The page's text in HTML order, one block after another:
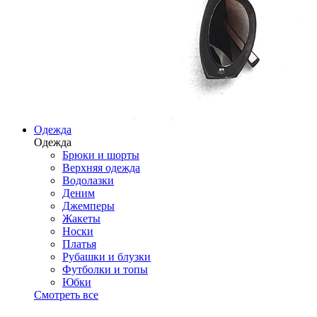
Одежда
Одежда
Брюки и шорты
Верхняя одежда
Водолазки
Деним
Джемперы
Жакеты
Носки
Платья
Рубашки и блузки
Футболки и топы
Юбки
Смотреть все